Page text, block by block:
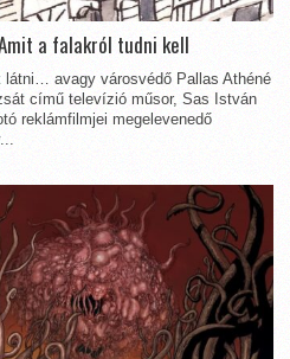
a falakról tudni kell
látni… avagy városvédő Pallas Athéné
című televízió műsor, Sas István
reklámfilmjei megelevenedő